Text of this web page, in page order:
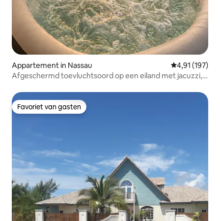
Appartement in Nassau Gemiddelde
4,91 (197)
Afgeschermd toevluchtsoord op een eiland met jacuzzi,
Favoriet van gasten
Favoriet van gasten